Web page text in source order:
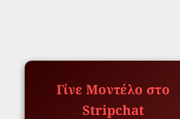
Γίνε Μοντέλο στο
Stripchat